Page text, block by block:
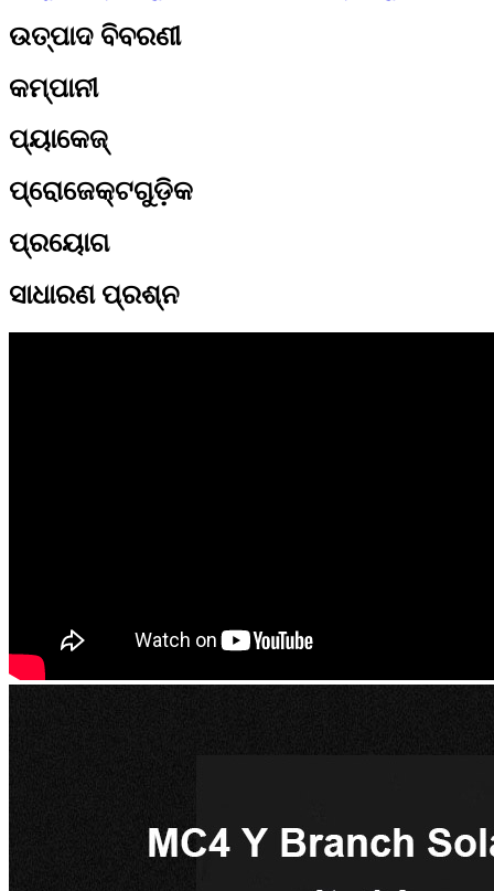
ଉତ୍ପାଦ ବିବରଣୀ
କମ୍ପାନୀ
ପ୍ୟାକେଜ୍
ପ୍ରୋଜେକ୍ଟଗୁଡ଼ିକ
ପ୍ରୟୋଗ
ସାଧାରଣ ପ୍ରଶ୍ନ